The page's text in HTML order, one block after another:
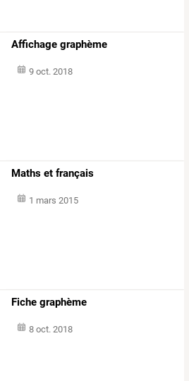
Affichage graphème
9 oct. 2018
Maths et français
1 mars 2015
Fiche graphème
8 oct. 2018